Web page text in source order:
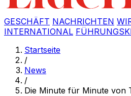
GESCHÄFT NACHRICHTEN
INTERNATIONAL
Startseite
/
News
/
Die Minute für Minute von